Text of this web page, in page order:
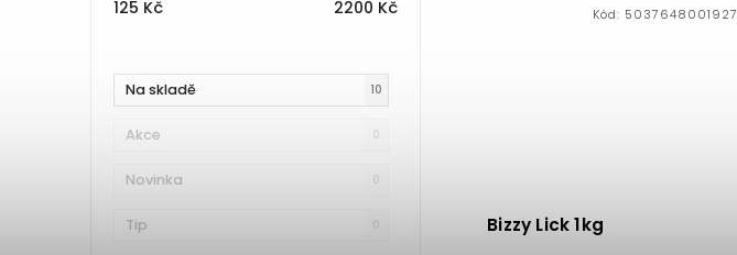
125 Kč 2200 Kč
Na skladě 10
Akce 0
Novinka 0
Tip 0 Bizzy Lick 1kg
Kód: 5037648001927